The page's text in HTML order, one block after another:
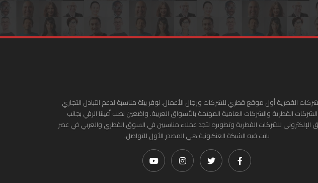
القطرية أول موقع قطري للشركات ورجال الأعمال. نوفر بيئة مناسبة لدعم التبادل التجاري
القطرية والشركات العامية المهتمة بالأسواق العربية. واضعين نصب أعيننا الرقي بجانب
الإلكتروني للشركات القطرية وتطويره لتجد عملاء مناسبين في السوق القطري والعربي في عصر
باتت فيه الشبكة العنكبونية هي المصدر الأول للتواصل.